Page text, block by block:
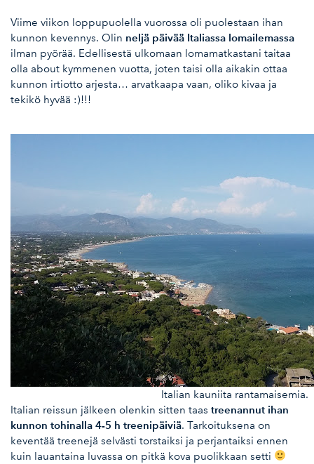
Viime viikon loppupuolella vuorossa oli puolestaan ihan
kunnon kevennys. Olin neljä päivää Italiassa lomailemassa
ilman pyörää. Edellisestä ulkomaan lomamatkastani taitaa
olla about kymmenen vuotta, joten taisi olla aikakin ottaa
kunnon irtiotto arjesta… arvatkaapa vaan, oliko kivaa ja
tekikö hyvää :)!!!
Italian kauniita rantamaisemia.
Italian reissun jälkeen olenkin sitten taas treenannut ihan
kunnon tohinalla 4-5 h treenipäiviä. Tarkoituksena on
keventää treenejä selvästi torstaiksi ja perjantaiksi ennen
kuin lauantaina luvassa on pitkä kova puolikkaan setti